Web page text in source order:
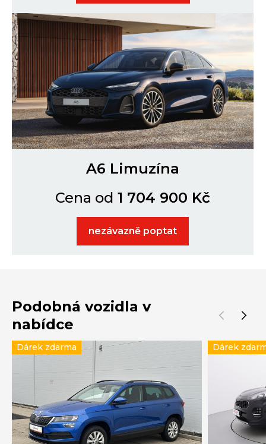
A6 Limuzína
Cena od 1 704 900 Kč
nezávazně poptat
Podobná vozidla v
nabídce
Dárek zdarma Dárek